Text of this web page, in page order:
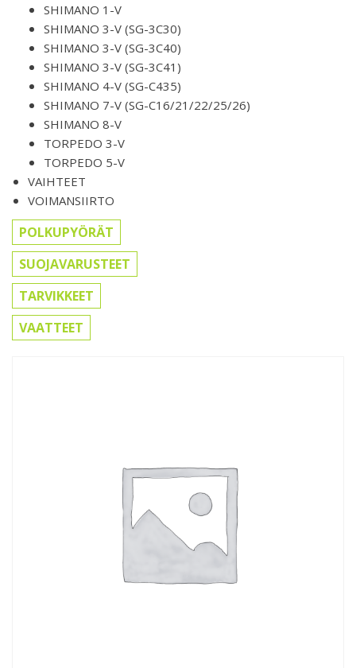
SHIMANO 1-V
SHIMANO 3-V (SG-3C30)
SHIMANO 3-V (SG-3C40)
SHIMANO 3-V (SG-3C41)
SHIMANO 4-V (SG-C435)
SHIMANO 7-V (SG-C16/21/22/25/26)
SHIMANO 8-V
TORPEDO 3-V
TORPEDO 5-V
VAIHTEET
VOIMANSIIRTO
POLKUPYÖRÄT
SUOJAVARUSTEET
TARVIKKEET
VAATTEET